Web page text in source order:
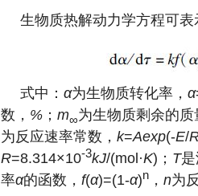
生物质热解动力学方程可表
式中： α为生物质转化率， α
数， % ； m∞为生物质剩余的
为反应速率常数， k=Aexp(-E/
R=8.314×10-3kJ/(mol·K)； T
率α的函数， f(α)=(1-α)n ， n为